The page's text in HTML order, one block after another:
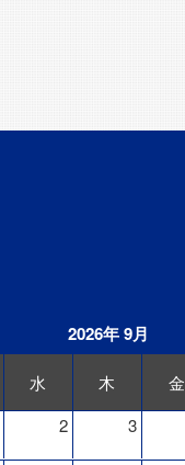
2026年 9月
水 木 金
2 3